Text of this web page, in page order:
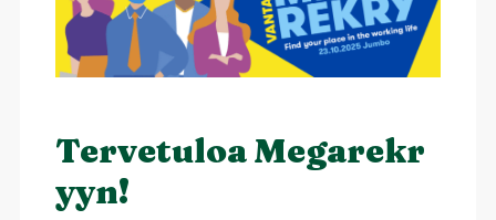
Tervetuloa Megarekr
yyn!